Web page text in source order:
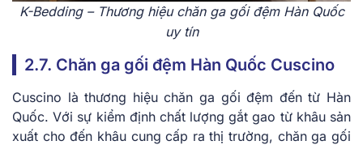
K-Bedding – Thương hiệu chăn ga gối đệm Hàn Quốc
uy tín
2.7. Chăn ga gối đệm Hàn Quốc Cusci͏no
Cuscino là thương hiệu chăn ga gối đệm đến từ Hàn
Quốc. Với sự kiểm định chất lượng gắt gao từ khâu sản
xuất cho đến khâu cung cấp ra thị trường, chăn ga gối